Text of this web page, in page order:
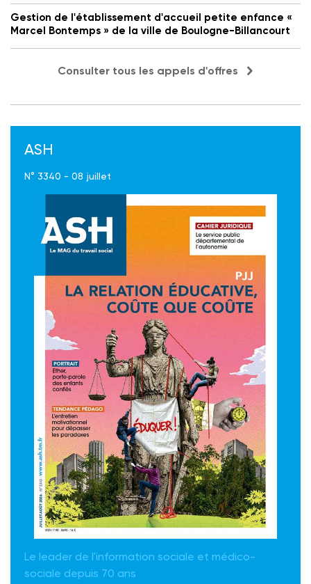
Gestion de l'établissement d'accueil petite enfance «
Marcel Bontemps » de la ville de Boulogne-Billancourt
Consulter tous les appels d'offres
ASH
N° 3340 - 08 juillet
Le leader de l'information sociale et médico-
sociale depuis 70 ans